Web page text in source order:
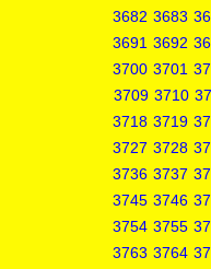
3682 3683
3691 3692
3700 3701
3709 3710
3718 3719
3727 3728
3736 3737
3745 3746
3754 3755
3763 3764